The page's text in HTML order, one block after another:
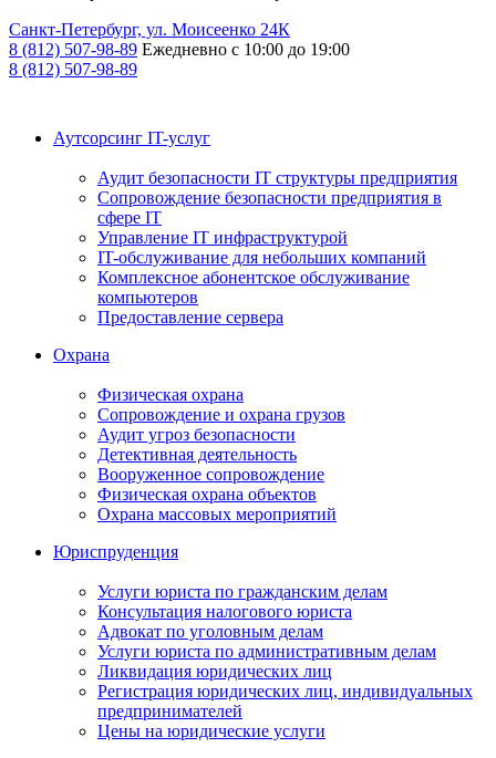
Санкт-Петербург, ул. Моисеенко 24К
8 (812) 507-98-89 Ежедневно с 10:00 до 19:00
8 (812) 507-98-89
Аутсорсинг IT-услуг
Аудит безопасности IT структуры предприятия
Сопровождение безопасности предприятия в
сфере IT
Управление IT инфраструктурой
IT-обслуживание для небольших компаний
Комплексное абонентское обслуживание
компьютеров
Предоставление сервера
Охрана
Физическая охрана
Сопровождение и охрана грузов
Аудит угроз безопасности
Детективная деятельность
Вооруженное сопровождение
Физическая охрана объектов
Охрана массовых мероприятий
Юриспруденция
Услуги юриста по гражданским делам
Консультация налогового юриста
Адвокат по уголовным делам
Услуги юриста по административным делам
Ликвидация юридических лиц
Регистрация юридических лиц, индивидуальных
предпринимателей
Цены на юридические услуги